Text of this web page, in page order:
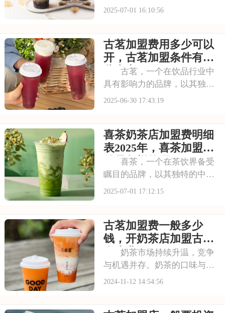
颖而出。它赢得了广大消费者
自己的店铺注入活力。品牌效
应不仅能吸引更多的顾客，还
能提升店铺的知名度
2025-07-01 16:10:56
古茗加盟费用多少可以
开，古茗加盟条件有哪
些内容
古茗，一个在饮品行业中
具有影响力的品牌，以其独特
的品牌理念和卓越的产品品
式，其产品系列丰富多样，既
有传统的奶茶系列，又有创新
的水果茶、气泡水等系列
2025-06-30 17:43:19
喜茶奶茶店加盟费明细
表2025年，喜茶加盟条
件是怎样的呢
喜茶，一个在茶饮界备受
瞩目的品牌，以其独特的中式
茶饮风格和深厚的文化底蕴，
格和温馨的氛围让人仿佛穿越
时空，感受到浓厚的茶文化。
每一款茶饮都选用上
2025-07-01 17:12:15
古茗加盟费一般多少
钱，开奶茶店加盟古茗
多少费用
奶茶市场持续升温，竞争
与机遇并存。奶茶的口味与风
格日新月异，成为年轻人社交
2024-11-12 14:54:56